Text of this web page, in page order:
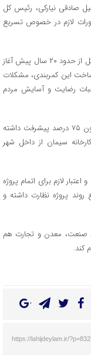
صادقی نیارکی، رئیس کل
لازم در خصوص تسریع
او با اشاره به اینکه پروژه کمربندی خیام شهرستان سیاهکل از حدود ۲۰ سال پیش آغاز
این کمربندی، مشکلات
رضایت و آسایش مردم
رئیس کل دادگستری گیلان با بیان اینکه این طرح تاکنون ۷۵ درصد پیشرفت داشته
سیمان از داخل شهر
لازم برای اتمام پروژه
پروژه نظارت داشته و
صنعت، معدن و تجارت هم
کند.
https://lahijdeylam.ir/